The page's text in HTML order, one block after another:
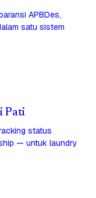
APBDes,
satu sistem
Pati
status
— untuk laundry